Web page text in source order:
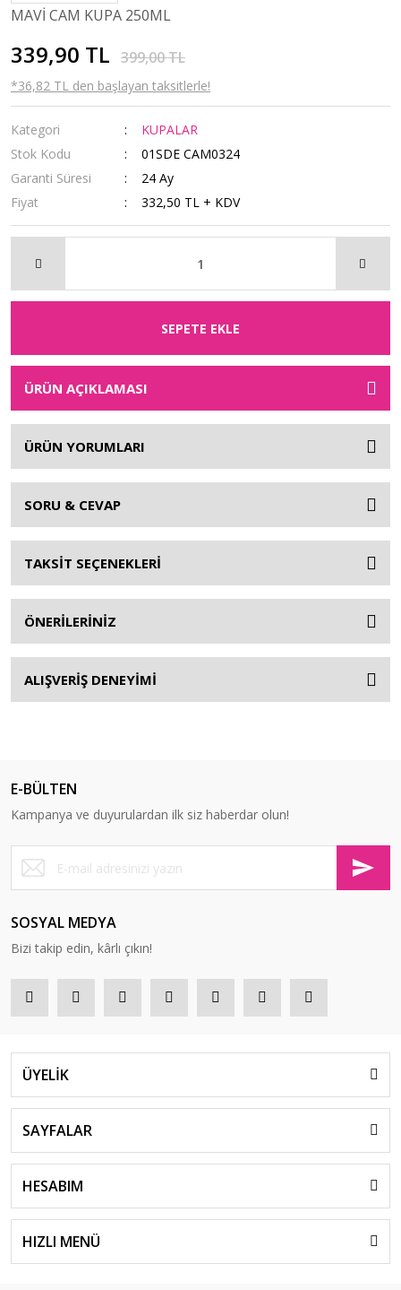
MAVİ CAM KUPA 250ML
339,90 TL 399,00 TL
*36,82 TL den başlayan taksitlerle!
Kategori
KUPALAR
Stok Kodu
01SDE CAM0324
Garanti Süresi
24 Ay
Fiyat
332,50 TL + KDV
SEPETE EKLE
ÜRÜN AÇIKLAMASI
ÜRÜN YORUMLARI
SORU & CEVAP
TAKSİT SEÇENEKLERİ
ÖNERİLERİNİZ
ALIŞVERİŞ DENEYİMİ
E-BÜLTEN
Kampanya ve duyurulardan ilk siz haberdar olun!
SOSYAL MEDYA
Bizi takip edin, kârlı çıkın!
ÜYELİK
SAYFALAR
HESABIM
HIZLI MENÜ